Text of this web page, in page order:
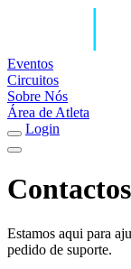
Eventos
Circuitos
Sobre Nós
Área de Atleta
Login
Contactos
Estamos aqui para
pedido de suporte.